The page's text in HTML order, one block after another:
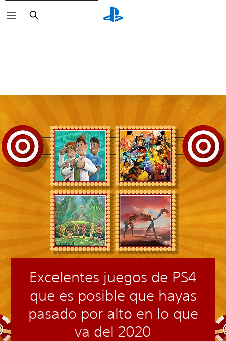
Buscar
Excelentes juegos de PS4
que es posible que hayas
pasado por alto en lo que
va del 2020